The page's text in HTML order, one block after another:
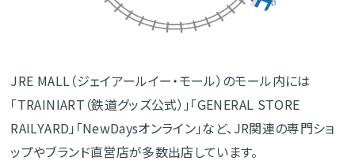
JRE MALL（ジェイアールイー・モール）のモール内には
「TRAINIART（鉄道グッズ公式）」「GENERAL STORE
RAILYARD」「NewDaysオンライン」など、JR関連の専門ショ
ップやブランド直営店が多数出店しています。